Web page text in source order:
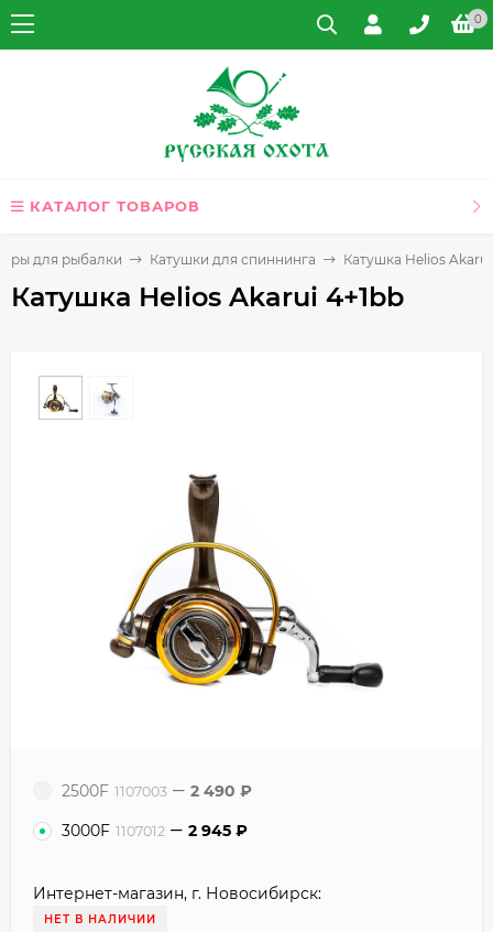
0
КАТАЛОГ ТОВАРОВ
для рыбалки Катушки для спиннинга Катушка Helios Akarui
Катушка Helios Akarui 4+1bb
2500F 1107003 2 490 ₽
3000F 1107012 2 945 ₽
Интернет-магазин, г. Новосибирск:
НЕТ В НАЛИЧИИ